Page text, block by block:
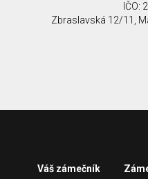
IČO:
Zbraslavská 12/11,
Váš zámečník